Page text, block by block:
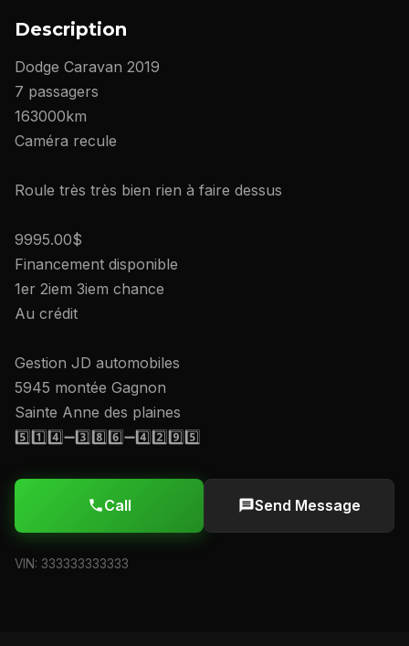
Description
Dodge Caravan 2019
7 passagers
163000km
Caméra recule
Roule très très bien rien à faire dessus
9995.00$
Financement disponible
1er 2iem 3iem chance
Au crédit
Gestion JD automobiles
5945 montée Gagnon
Sainte Anne des plaines
5️⃣1️⃣4️⃣➖3️⃣8️⃣6️⃣➖4️⃣2️⃣9️⃣5️⃣
Call Send Message
VIN: 333333333333